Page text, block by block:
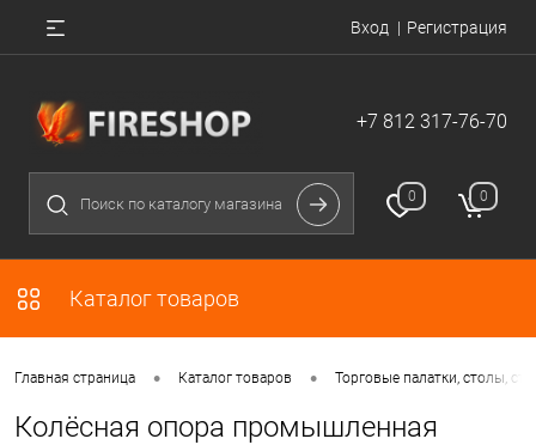
Вход Регистрация
+7 812 317-76-70
0 0
Каталог товаров
Главная страница • Каталог товаров • Торговые палатки, столы,
Колёсная опора промышленная